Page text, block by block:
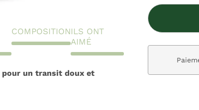
COMPOSITIONILS ONT
AIMÉ
pour un transit doux et